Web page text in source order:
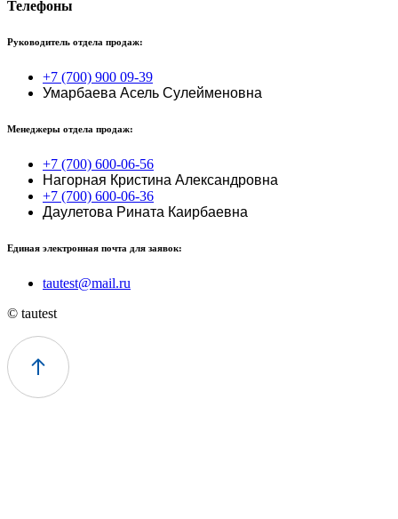
Телефоны
Руководитель отдела продаж:
+7 (700) 900 09-39
Умарбаева Асель Сулейменовна
Менеджеры отдела продаж:
+7 (700) 600-06-56
Нагорная Кристина Александровна
+7 (700) 600-06-36
Даулетова Рината Каирбаевна
Единая электронная почта для заявок:
tautest@mail.ru
© tautest